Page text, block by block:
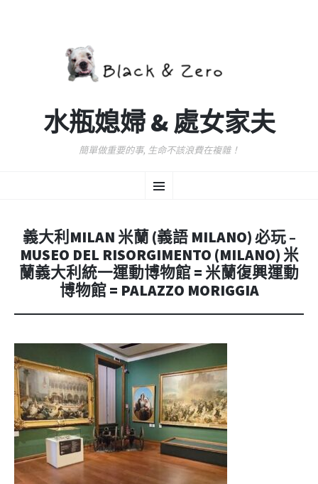
水瓶媳婦 & 處女家夫
簡單做重要的事, 生命不該浪費在複雜！
選
至
容
義大利MILAN 米蘭 (義語 MILANO) 必玩 –
MUSEO DEL RISORGIMENTO (MILANO) 米
蘭義大利統一運動博物館 = 米蘭復興運動
博物館 = PALAZZO MORIGGIA